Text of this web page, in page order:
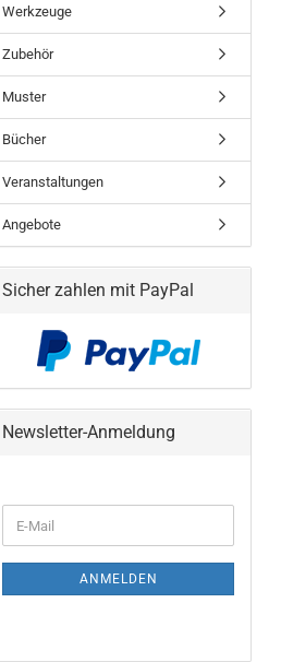
Werkzeuge
Zubehör
Muster
Bücher
Veranstaltungen
Angebote
Sicher zahlen mit PayPal
Newsletter-Anmeldung
ZUR
ANMELDUNG
E-
Mail
ANMELDEN